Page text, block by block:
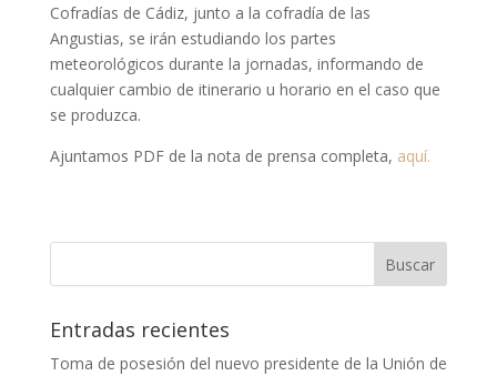
Cofradías de Cádiz, junto a la cofradía de las
Angustias, se irán estudiando los partes
meteorológicos durante la jornadas, informando de
cualquier cambio de itinerario u horario en el caso que
se produzca.
Ajuntamos PDF de la nota de prensa completa, aquí.
Entradas recientes
Toma de posesión del nuevo presidente de la Unión de